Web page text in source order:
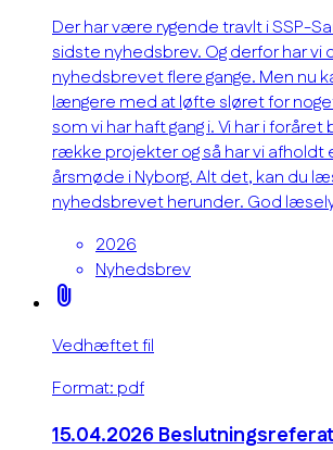
Der har være rygende travlt i SSP-
sidste nyhedsbrev. Og derfor har vi
nyhedsbrevet flere gange. Men nu
længere med at løfte sløret for
som vi har haft gang i. Vi har i
række projekter og så har vi afholdt
årsmøde i Nyborg. Alt det, kan du
nyhedsbrevet herunder. God
2026
Nyhedsbrev
attach_file
Vedhæftet fil
Format: pdf
15.04.2026